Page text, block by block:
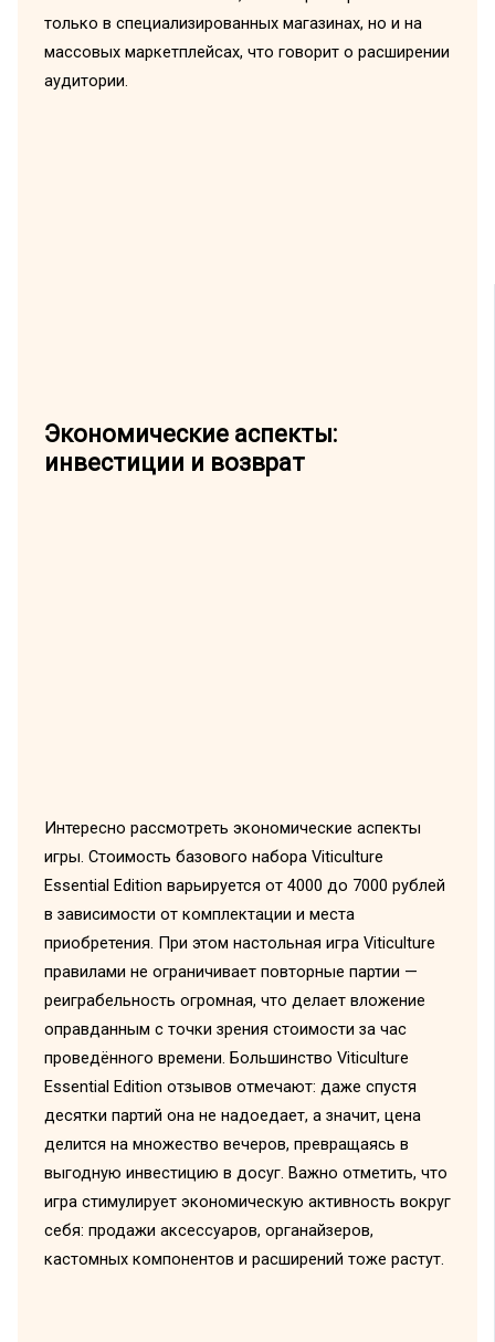
только в специализированных магазинах, но и на
массовых маркетплейсах, что говорит о расширении
аудитории.
Экономические аспекты:
инвестиции и возврат
Интересно рассмотреть экономические аспекты
игры. Стоимость базового набора Viticulture
Essential Edition варьируется от 4000 до 7000 рублей
в зависимости от комплектации и места
приобретения. При этом настольная игра Viticulture
правилами не ограничивает повторные партии —
реиграбельность огромная, что делает вложение
оправданным с точки зрения стоимости за час
проведённого времени. Большинство Viticulture
Essential Edition отзывов отмечают: даже спустя
десятки партий она не надоедает, а значит, цена
делится на множество вечеров, превращаясь в
выгодную инвестицию в досуг. Важно отметить, что
игра стимулирует экономическую активность вокруг
себя: продажи аксессуаров, органайзеров,
кастомных компонентов и расширений тоже растут.